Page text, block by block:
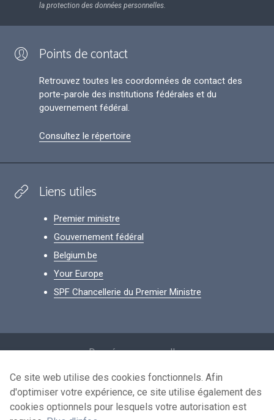
la protection des données personnelles.
Points de contact
Retrouvez toutes les coordonnées de contact des
porte-parole des institutions fédérales et du
gouvernement fédéral.
Consultez le répertoire
Liens utiles
Premier ministre
Gouvernement fédéral
Belgium.be
Your Europe
SPF Chancellerie du Premier Ministre
Données personnelles
Conditions de réutilisation
Contactez-nous
Ce site web utilise des cookies fonctionnels. Afin
d'optimiser votre expérience, ce site utilise également des
cookies optionnels pour lesquels votre autorisation est